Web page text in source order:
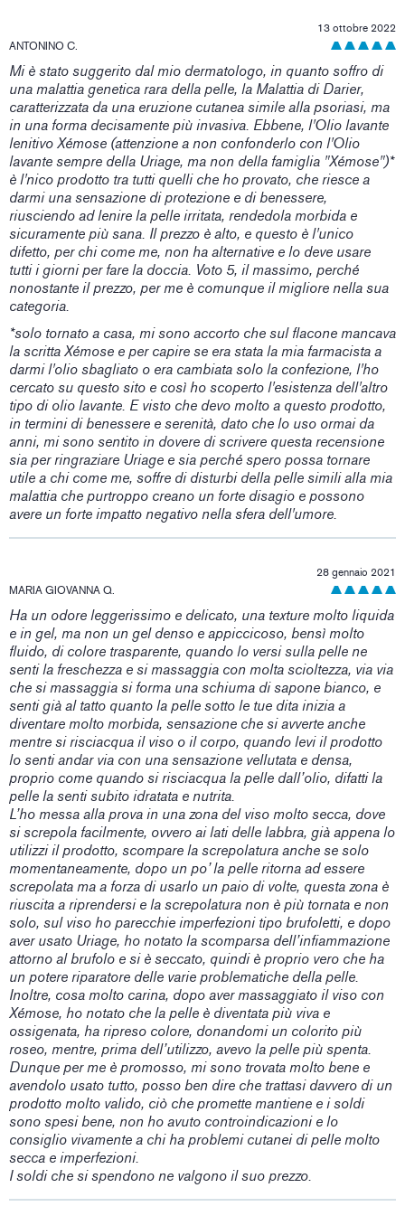
ANTONINO C.
13 ottobre 2022
Mi è stato suggerito dal mio dermatologo, in quanto soffro di
una malattia genetica rara della pelle, la Malattia di Darier,
caratterizzata da una eruzione cutanea simile alla psoriasi, ma
in una forma decisamente più invasiva. Ebbene, l'Olio lavante
lenitivo Xémose (attenzione a non confonderlo con l'Olio
lavante sempre della Uriage, ma non della famiglia "Xémose")*
è l'nico prodotto tra tutti quelli che ho provato, che riesce a
darmi una sensazione di protezione e di benessere,
riusciendo ad lenire la pelle irritata, rendedola morbida e
sicuramente più sana. Il prezzo è alto, e questo è l'unico
difetto, per chi come me, non ha alternative e lo deve usare
tutti i giorni per fare la doccia. Voto 5, il massimo, perché
nonostante il prezzo, per me è comunque il migliore nella sua
categoria.
*solo tornato a casa, mi sono accorto che sul flacone mancava
la scritta Xémose e per capire se era stata la mia farmacista a
darmi l'olio sbagliato o era cambiata solo la confezione, l'ho
cercato su questo sito e così ho scoperto l'esistenza dell'altro
tipo di olio lavante. E visto che devo molto a questo prodotto,
in termini di benessere e serenità, dato che lo uso ormai da
anni, mi sono sentito in dovere di scrivere questa recensione
sia per ringraziare Uriage e sia perché spero possa tornare
utile a chi come me, soffre di disturbi della pelle simili alla mia
malattia che purtroppo creano un forte disagio e possono
avere un forte impatto negativo nella sfera dell'umore.
MARIA GIOVANNA Q.
28 gennaio 2021
Ha un odore leggerissimo e delicato, una texture molto liquida
e in gel, ma non un gel denso e appiccicoso, bensì molto
fluido, di colore trasparente, quando lo versi sulla pelle ne
senti la freschezza e si massaggia con molta scioltezza, via via
che si massaggia si forma una schiuma di sapone bianco, e
senti già al tatto quanto la pelle sotto le tue dita inizia a
diventare molto morbida, sensazione che si avverte anche
mentre si risciacqua il viso o il corpo, quando levi il prodotto
lo senti andar via con una sensazione vellutata e densa,
proprio come quando si risciacqua la pelle dall’olio, difatti la
pelle la senti subito idratata e nutrita.
L’ho messa alla prova in una zona del viso molto secca, dove
si screpola facilmente, ovvero ai lati delle labbra, già appena lo
utilizzi il prodotto, scompare la screpolatura anche se solo
momentaneamente, dopo un po’ la pelle ritorna ad essere
screpolata ma a forza di usarlo un paio di volte, questa zona è
riuscita a riprendersi e la screpolatura non è più tornata e non
solo, sul viso ho parecchie imperfezioni tipo brufoletti, e dopo
aver usato Uriage, ho notato la scomparsa dell’infiammazione
attorno al brufolo e si è seccato, quindi è proprio vero che ha
un potere riparatore delle varie problematiche della pelle.
Inoltre, cosa molto carina, dopo aver massaggiato il viso con
Xémose, ho notato che la pelle è diventata più viva e
ossigenata, ha ripreso colore, donandomi un colorito più
roseo, mentre, prima dell’utilizzo, avevo la pelle più spenta.
Dunque per me è promosso, mi sono trovata molto bene e
avendolo usato tutto, posso ben dire che trattasi davvero di un
prodotto molto valido, ciò che promette mantiene e i soldi
sono spesi bene, non ho avuto controindicazioni e lo
consiglio vivamente a chi ha problemi cutanei di pelle molto
secca e imperfezioni.
I soldi che si spendono ne valgono il suo prezzo.